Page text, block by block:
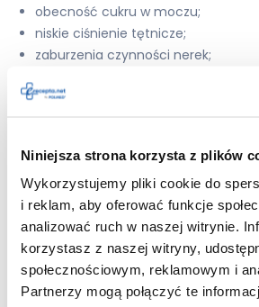
Niniejsza strona korzysta z plików
Wykorzystujemy pliki cookie do
i reklam, aby oferować funkcje
analizować ruch w naszej witrynie.
korzystasz z naszej witryny,
społecznościowym, reklamowym i
Partnerzy mogą połączyć te
obecność cukru w moczu;
niskie ciśnienie tętnicze;
zaburzenia czynności nerek;
niedokrwistość
pogorszenie równowagi
cukrzycy;
zwiększenie aktywności enzymów
zwiększenie napięcia mięśni;
zapalenie wątroby;
silny ból w nadbrzuszu (zapalenie
zasadowica hipochloremiczna;